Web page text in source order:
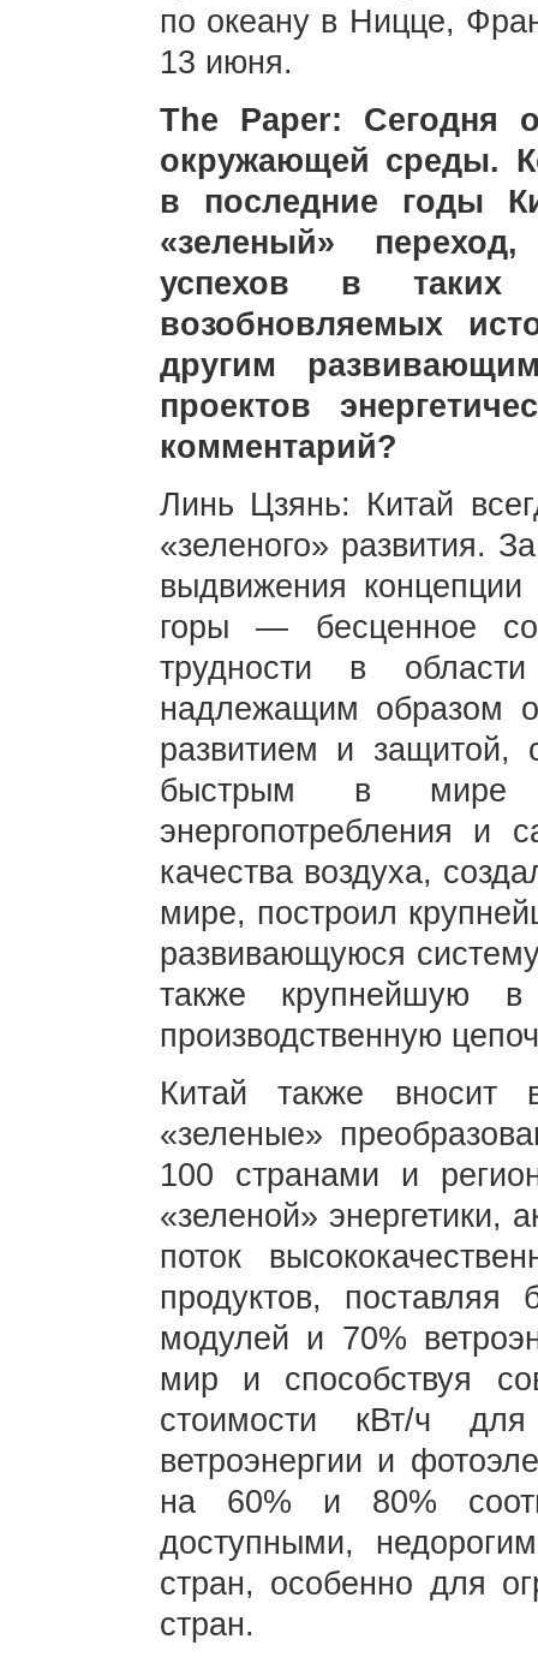
по океану в Ницце,
13 июня.
The Paper: Сегодня
окружающей среды.
в последние годы
«зеленый»
успехов в таких
возобновляемых
другим
проектов
комментарий?
Линь Цзянь: Китай
«зеленого» развития.
выдвижения
горы — бесценное
трудности в области
надлежащим образом
развитием и
быстрым в мире
энергопотребления и
качества воздуха,
мире, построил
развивающуюся
также крупнейшую
производственную
Китай также вносит
«зеленые»
100 странами и
«зеленой» энергетики,
поток
продуктов, поставляя
модулей и 70%
мир и способствуя
стоимости кВт/ч
ветроэнергии и
на 60% и 80%
доступными,
стран, особенно для
стран.